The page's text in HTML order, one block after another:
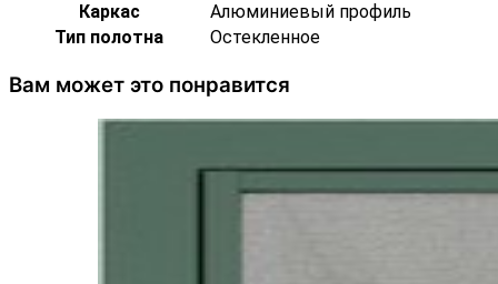
Каркас
Алюминиевый профиль
Тип полотна
Остекленное
Вам может это понравится